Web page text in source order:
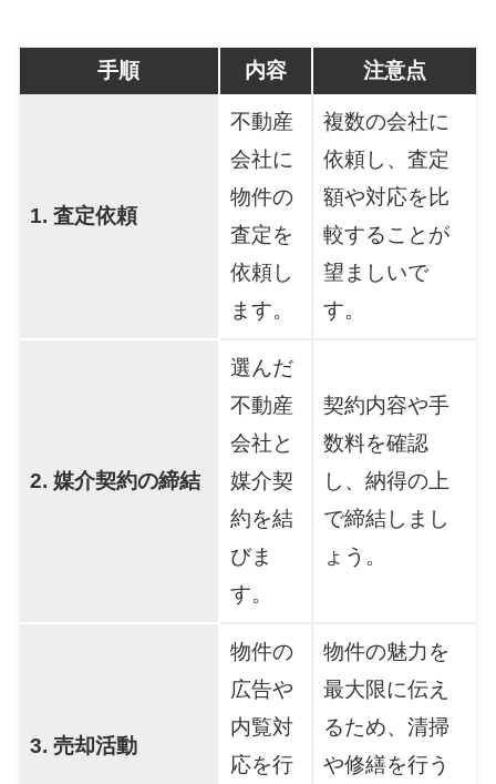
手順 内容 注意点
1. 査定依頼
不動産
会社に
物件の
査定を
依頼し
ます。
複数の会社に
依頼し、査定
額や対応を比
較することが
望ましいで
す。
2. 媒介契約の締結
選んだ
不動産
会社と
媒介契
約を結
びま
す。
契約内容や手
数料を確認
し、納得の上
で締結しまし
ょう。
3. 売却活動
物件の
広告や
内覧対
応を行
物件の魅力を
最大限に伝え
るため、清掃
や修繕を行う